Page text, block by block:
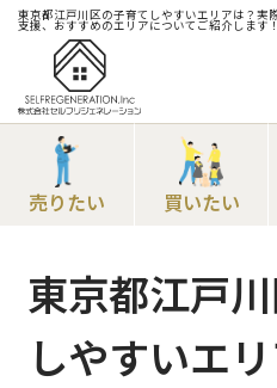
東京都江戸川区の子育てしやすいエリアは？実
支援、おすすめのエリアについてご紹介します
売りたい 買いたい
東京都江戸
しやすいエ